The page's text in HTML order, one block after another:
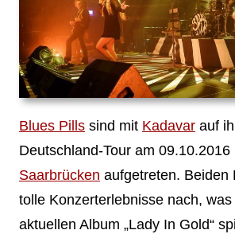
Blues Pillssind mit Kadavarauf
Deutschland-Tour am 09.10.2016
Saarbrücken aufgetreten. Beiden
tolle Konzerterlebnisse nach,
aktuellen Album „Lady In Gold“